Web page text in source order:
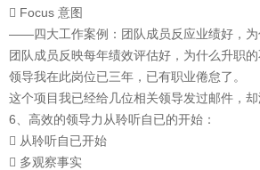
 Focus 意图
——四大工作案例：团队成员反应业绩好，为
团队成员反映每年绩效评估好，为什么升职的
领导我在此岗位已三年，已有职业倦怠了。
这个项目我已经给几位相关领导发过邮件，
6、高效的领导力从聆听自已的开始：
 从聆听自已开始
 多观察事实